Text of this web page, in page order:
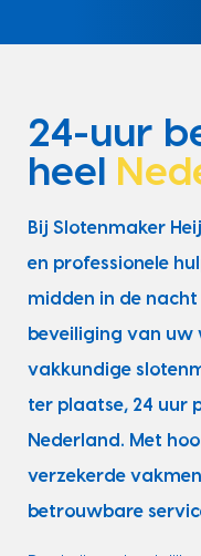
24-uur
heel
Bij Slotenmaker
en professionele
midden in de
beveiliging van uw
vakkundige
ter plaatse, 24 uur
Nederland. Met
verzekerde
betrouwbare